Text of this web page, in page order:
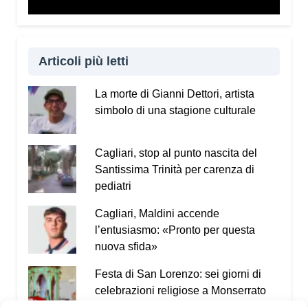
rappresenta il sostentamento e la quotidianità.
Sono aspetti umani che spesso vengono
dimenticati quando si parla soltanto di numeri e
statistiche.
Che reazione avete avuto dal pubblico,
soprattutto dai ragazzi?
Tre anni fa i ragazzi si sono emozionati molto. È
anche per questo che ho deciso di riprendere lo
spettacolo: dura circa cinquanta minuti, è di facile
fruizione e permette di affrontare questi temi senza
appesantire il pubblico. Ringrazio quindi il Festival
Percorsi Teatrali
nuovamente a Santulussurgiu. È il terzo anno di
collaborazione e ne sono particolarmente felice.
Articoli più letti
La morte di Gianni Dettori, artista
simbolo di una stagione culturale
Cagliari, stop al punto nascita del
Santissima Trinità per carenza di
pediatri
Cagliari, Maldini accende
l’entusiasmo: «Pronto per questa
nuova sfida»
Festa di San Lorenzo: sei giorni di
celebrazioni religiose a Monserrato